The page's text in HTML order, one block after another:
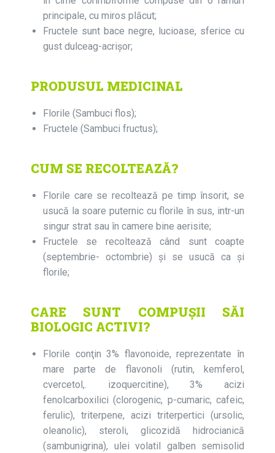
principale, cu miros plăcut;
Fructele sunt bace negre, lucioase, sferice cu
gust dulceag-acrișor;
PRODUSUL MEDICINAL
Florile (Sambuci flos);
Fructele (Sambuci fructus);
CUM SE RECOLTEAZĂ?
Florile care se recoltează pe timp însorit, se
usucă la soare puternic cu florile în sus, intr-un
singur strat sau în camere bine aerisite;
Fructele se recoltează când sunt coapte
(septembrie­- octombrie) şi se usucă ca şi
florile;
CARE SUNT COMPUȘII SĂI
BIOLOGIC ACTIVI?
Florile conţin 3% flavonoide, reprezentate în
mare parte de flavonoli (rutin, kemferol,
cvercetol,. izoquercitine), 3% acizi
fenolcarboxilici (clorogenic, p-cumaric, cafeic,
ferulic), triterpene, acizi triterpertici (ursolic,
oleanolic), steroli, glicozidă hidrocianică
(sambunigrina), ulei volatil galben semisolid